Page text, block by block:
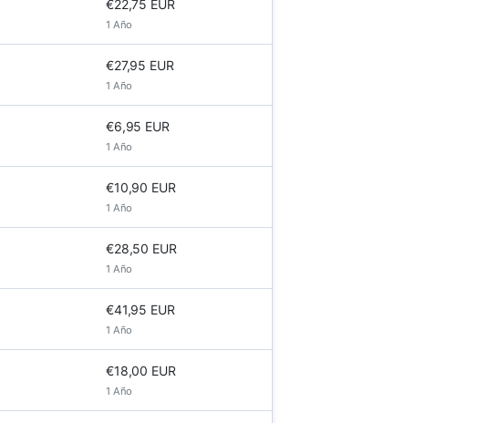
€22,75 EUR
1 Año
€27,95 EUR
1 Año
€6,95 EUR
1 Año
€10,90 EUR
1 Año
€28,50 EUR
1 Año
€41,95 EUR
1 Año
€18,00 EUR
1 Año